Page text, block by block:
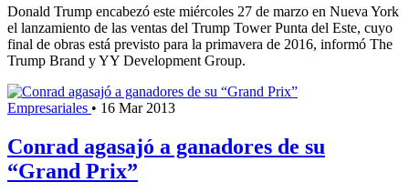
Donald Trump encabezó este miércoles 27 de marzo en Nueva York
el lanzamiento de las ventas del Trump Tower Punta del Este, cuyo
final de obras está previsto para la primavera de 2016, informó The
Trump Brand y YY Development Group.
Empresariales • 16 Mar 2013
Conrad agasajó a ganadores de su
“Grand Prix”